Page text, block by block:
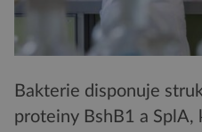
Bakterie disponuje
proteiny BshB1 a